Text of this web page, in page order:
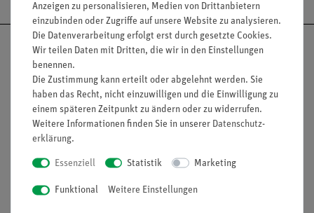
Nach oben
Informationen Service
Anzeigen zu personalisieren, Medien von Drittanbietern
einzubinden oder Zugriffe auf unsere Website zu analysieren.
Die Datenverarbeitung erfolgt erst durch gesetzte Cookies.
Wir teilen Daten mit Dritten, die wir in den Einstellungen
benennen.
Die Zustimmung kann erteilt oder abgelehnt werden. Sie
haben das Recht, nicht einzuwilligen und die Einwilligung zu
einem späteren Zeitpunkt zu ändern oder zu widerrufen.
Weitere Informationen finden Sie in unserer Daten­schutz­
erklärung.
Essenziell Statistik Marketing
Funktional Weitere Einstellungen